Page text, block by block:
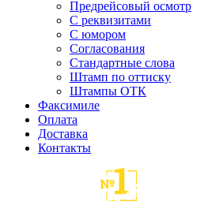
Предрейсовый осмотр
С реквизитами
С юмором
Согласования
Стандартные слова
Штамп по оттиску
Штампы ОТК
Факсимиле
Оплата
Доставка
Контакты